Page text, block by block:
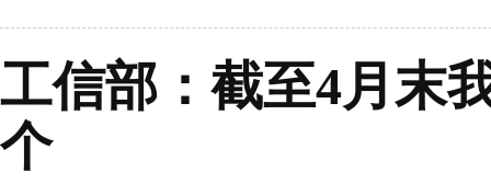
工信部：截至4月末
个